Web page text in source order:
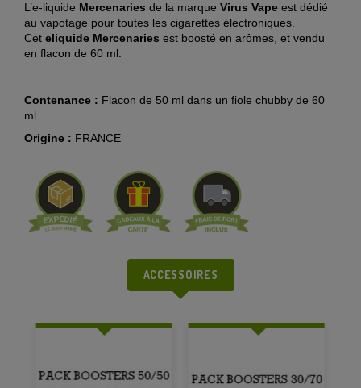
L’e-liquide Mercenaries de la marque Virus Vape est dédié
au vapotage pour toutes les cigarettes électroniques.
Cet eliquide Mercenaries est boosté en arômes, et vendu
en flacon de 60 ml.
Contenance : Flacon de 50 ml dans un fiole chubby de 60
ml.
Origine : FRANCE
ACCESSOIRES